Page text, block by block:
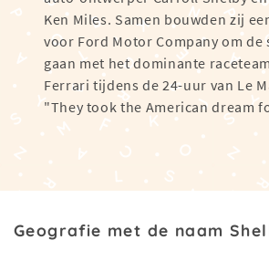
Ken Miles. Samen bouwden zij
voor Ford Motor Company om de
gaan met het dominante
Ferrari tijdens de 24-uur van Le
"They took the American dream
Geografie met de naam